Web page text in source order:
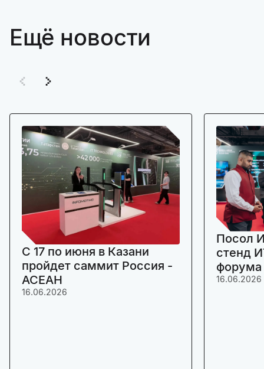
Ещё новости
C 17 по июня в Казани
пройдет саммит Россия -
АСЕАН
16.06.2026
Посол
стенд
16.06.2026